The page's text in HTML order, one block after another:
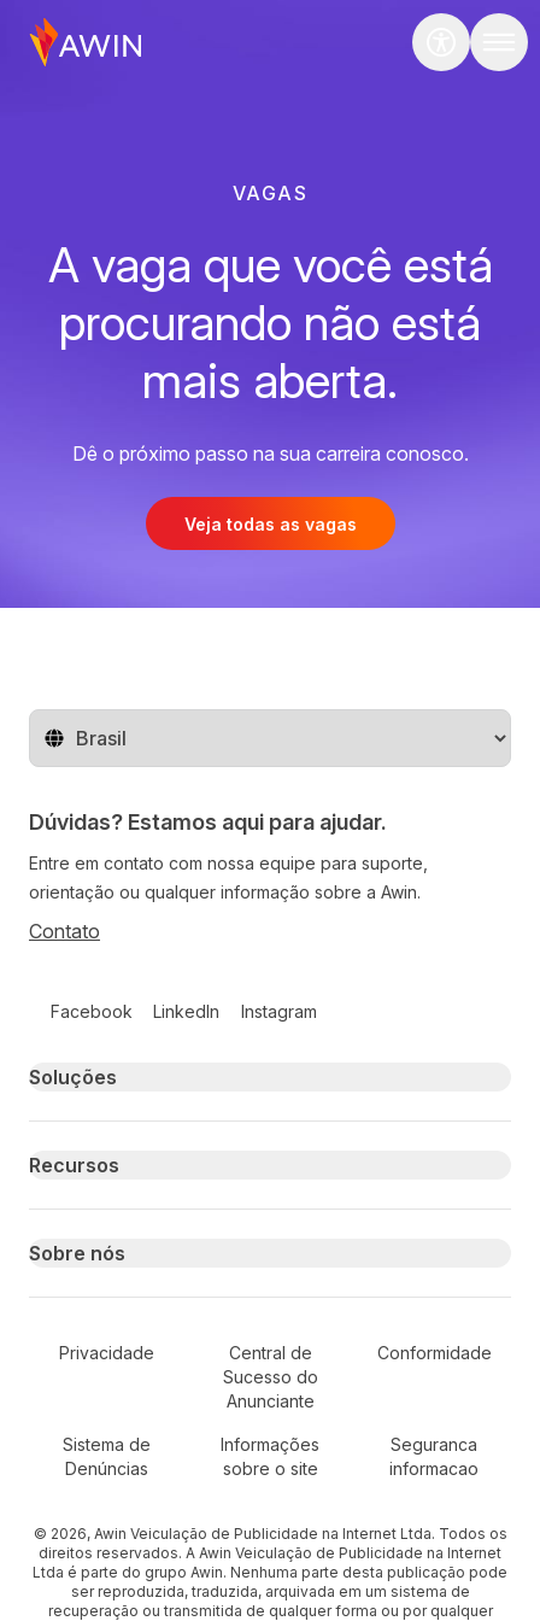
VAGAS
A vaga que você está
procurando não está
mais aberta.
Dê o próximo passo na sua carreira conosco.
Veja todas as vagas
Mude o território
Dúvidas? Estamos aqui para ajudar.
Entre em contato com nossa equipe para suporte,
orientação ou qualquer informação sobre a Awin.
Contato
Facebook LinkedIn Instagram
Primary footer navigation
Soluções
Recursos
Sobre nós
Secondary Footer Navigation
Privacidade
Central de
Sucesso do
Anunciante
Conformidade
Sistema de
Denúncias
Informações
sobre o site
Seguranca
informacao
© 2026, Awin Veiculação de Publicidade na Internet Ltda. Todos os
direitos reservados. A Awin Veiculação de Publicidade na Internet
Ltda é parte do grupo Awin. Nenhuma parte desta publicação pode
ser reproduzida, traduzida, arquivada em um sistema de
recuperação ou transmitida de qualquer forma ou por qualquer